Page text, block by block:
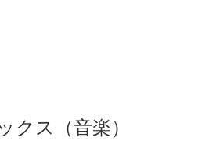
クス（音楽）